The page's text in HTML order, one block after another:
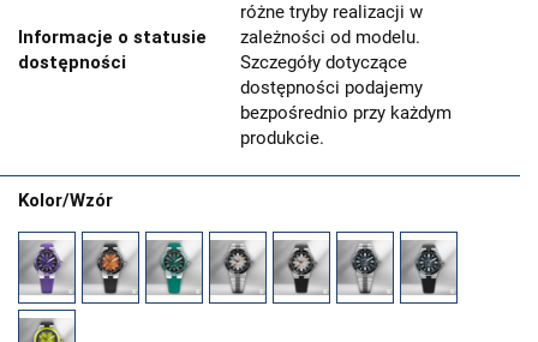
Informacje o statusie
dostępności
różne tryby realizacji w
zależności od modelu.
Szczegóły dotyczące
dostępności podajemy
bezpośrednio przy każdym
produkcie.
Kolor/Wzór